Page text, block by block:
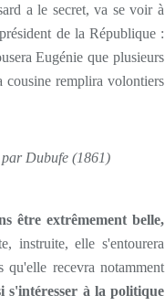
a le secret, va se voir à
de la République :
Eugénie que plusieurs
cousine remplira volontiers
Dubufe (1861)
être extrêmement belle,
instruite, elle s'entourera
recevra notamment
s'intéresser à la politique